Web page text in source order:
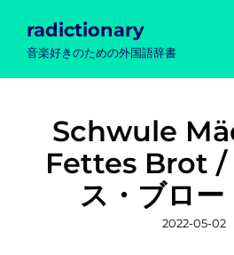
radictionary
音楽好きのための外国語辞書
Schwule
Fettes Brot /
ス・ブロー
投
2022-05-02